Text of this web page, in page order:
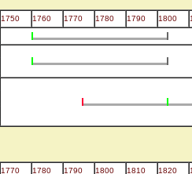
1750 1760 1770 1780 1790 1800
1770 1780 1790 1800 1810 1820